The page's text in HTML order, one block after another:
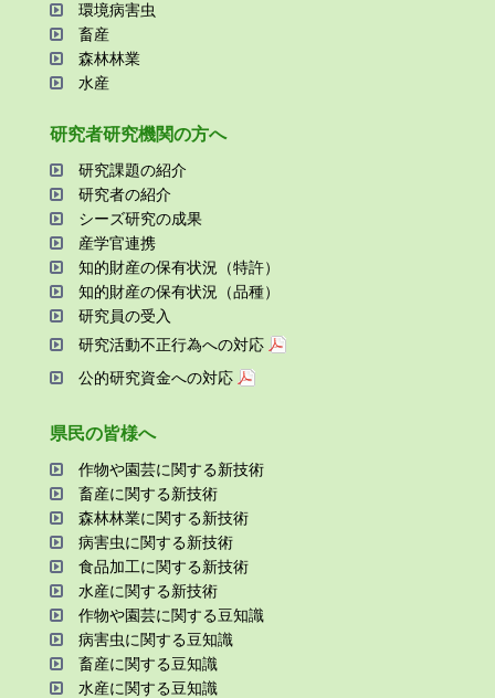
環境病害⾍
畜産
森林林業
⽔産
研究者研究機関の⽅へ
研究課題の紹介
研究者の紹介
シーズ研究の成果
産学官連携
知的財産の保有状況（特許）
知的財産の保有状況（品種）
研究員の受⼊
研究活動不正⾏為への対応
公的研究資金への対応
県⺠の皆様へ
作物や園芸に関する新技術
畜産に関する新技術
森林林業に関する新技術
病害⾍に関する新技術
⾷品加⼯に関する新技術
⽔産に関する新技術
作物や園芸に関する⾖知識
病害⾍に関する⾖知識
畜産に関する⾖知識
⽔産に関する⾖知識